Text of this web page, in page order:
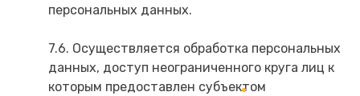
персональных данных.
7.6. Осуществляется обработка персональных
данных, доступ неограниченного круга лиц к
которым предоставлен субъектом